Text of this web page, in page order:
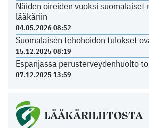
Näiden oireiden vuoksi suomalaiset
lääkäriin
04.05.2026 08:52
Suomalaisen tehohoidon tulokset
15.12.2025 08:19
Espanjassa perusterveydenhuolto
07.12.2025 13:59
LÄÄKÄRILIITOSTA